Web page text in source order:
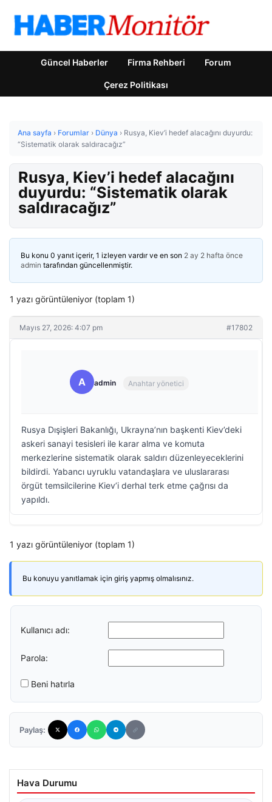
Güncel Haberler Firma Rehberi Forum
Çerez Politikası
Ana sayfa › Forumlar › Dünya › Rusya, Kiev’i hedef alacağını duyurdu:
“Sistematik olarak saldıracağız”
Rusya, Kiev’i hedef alacağını
duyurdu: “Sistematik olarak
saldıracağız”
Bu konu 0 yanıt içerir, 1 izleyen vardır ve en son 2 ay 2 hafta önce
admin tarafından güncellenmiştir.
1 yazı görüntüleniyor (toplam 1)
Mayıs 27, 2026: 4:07 pm #17802
A admin Anahtar yönetici
Rusya Dışişleri Bakanlığı, Ukrayna’nın başkenti Kiev’deki
askeri sanayi tesisleri ile karar alma ve komuta
merkezlerine sistematik olarak saldırı düzenleyeceklerini
bildirdi. Yabancı uyruklu vatandaşlara ve uluslararası
örgüt temsilcilerine Kiev’i derhal terk etme çağrısı da
yapıldı.
1 yazı görüntüleniyor (toplam 1)
Bu konuyu yanıtlamak için giriş yapmış olmalısınız.
Kullanıcı adı:
Parola:
Beni hatırla
Paylaş:
Hava Durumu